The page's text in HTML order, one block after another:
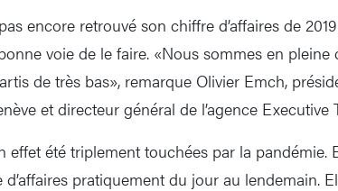
encore retrouvé son chiffre d’affaires de
voie de le faire. «Nous sommes en pleine
de très bas», remarque Olivier Emch,
et directeur général de l’agence Executive
effet été triplement touchées par la pandémie.
pratiquement du jour au lendemain.